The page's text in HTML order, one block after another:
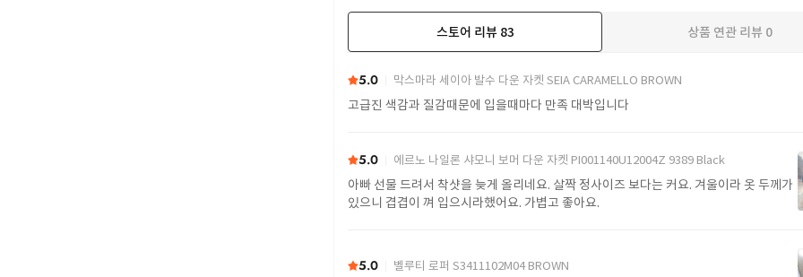
스토어 리뷰 83 상품 연관 리뷰 0
5.0 막스마라 세이아 발수 다운 자켓 SEIA CARAMELLO BROWN
고급진 색감과 질감때문에 입을때마다 만족 대박입니다
5.0 에르노 나일론 샤모니 보머 다운 자켓 PI001140U12004Z 9389 Black
아빠 선물 드려서 착샷을 늦게 올리네요. 살짝 정사이즈 보다는 커요. 겨울이라 옷 두께가
있으니 겹겹이 껴 입으시라했어요. 가볍고 좋아요.
5.0 벨루티 로퍼 S3411102M04 BROWN